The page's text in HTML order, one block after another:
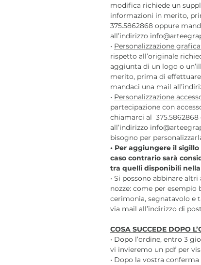
modifica richiede un
informazioni in merito,
375.5862868 oppure
all’indirizzo
• Personalizzazione grafica:
rispetto all’originale
aggiunta di un logo o
merito, prima di
mandaci una mail
• Personalizzazione
partecipazione con
chiamarci al
all’indirizzo
bisogno per
• Per aggiungere il
caso contrario sarà
tra quelli disponibili
• Si possono abbinare
nozze: come per
cerimonia, segnatavolo e
via mail all’indirizzo di
COSA SUCCEDE DOPO
• Dopo l’ordine, entro 3
vi invieremo un pdf per
• Dopo la vostra